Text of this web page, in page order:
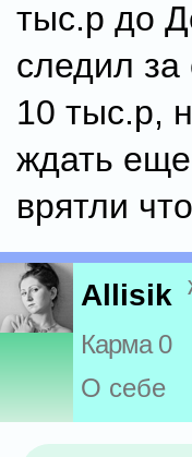
тыс.р до
следил
10 тыс.р,
ждать
врятли
Allisik
Карма 0
О себе